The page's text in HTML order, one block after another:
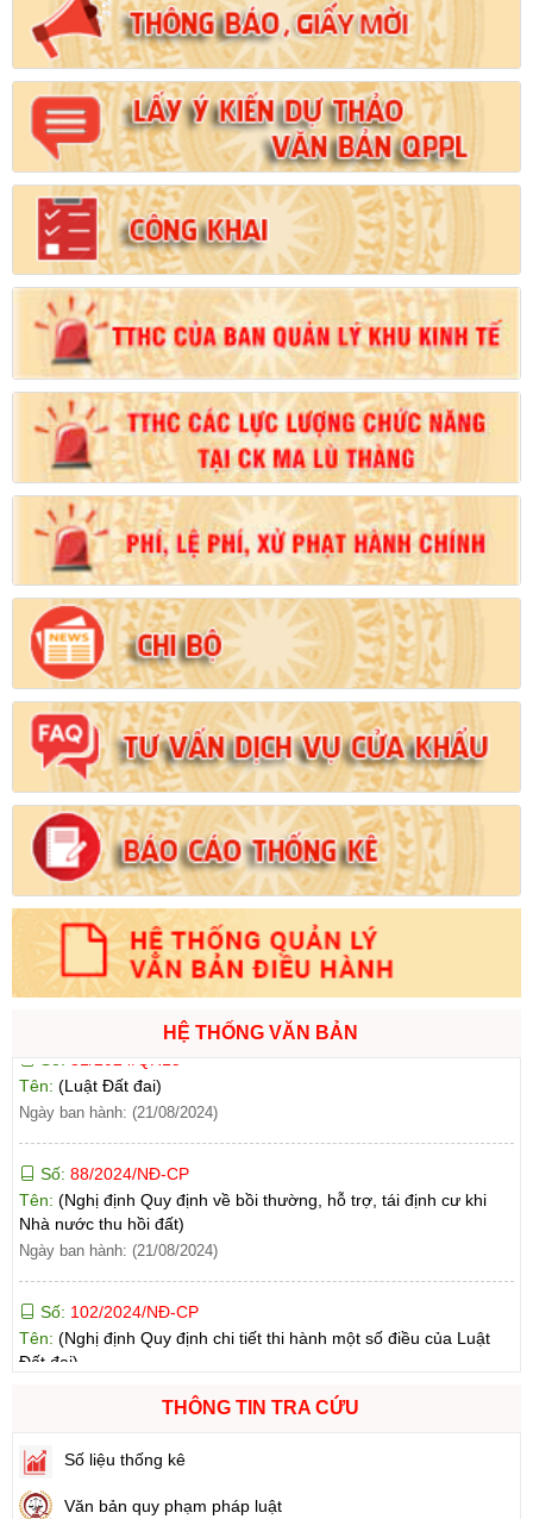
HỆ THỐNG VĂN BẢN
Số:102/2024/NĐ-CP
Tên:
(Nghị định Quy định chi tiết thi hành một số điều của Luật
Đất đai)
Ngày ban hành: (21/08/2024)
Số:103/2024/NĐ-CP
Tên:(Nghị định Quy định về tiền sử dụng đất, tiền thuê đất)
Ngày ban hành: (21/08/2024)
Số:1731/KH-UBND
Tên:(Kế hoạch triển khai thi hành Luật Đất đai năm 2024)
Ngày ban hành: (21/08/2024)
Số:71/2024/NĐ-CP
Tên:(Nghị định Quy định về giá đất)
Ngày ban hành: (21/08/2024)
Số:
31/2024/QH15
Tên: (Luật Đất đai)
Số:
88/2024/NĐ-CP
Tên:
(Nghị định Quy định về bồi thường, hỗ trợ, tái định cư khi
Nhà nước thu hồi đất)
Số:
102/2024/NĐ-CP
Tên:
(Nghị định Quy định chi tiết thi hành một số điều của Luật
Đất đai)
Số: 103/2024/NĐ-CP
Ngày ban hành: (21/08/2024)
Số:1731/KH-UBND
Tên:
THÔNG TIN TRA CỨU
Số liệu thống kê
Văn bản quy phạm pháp luật